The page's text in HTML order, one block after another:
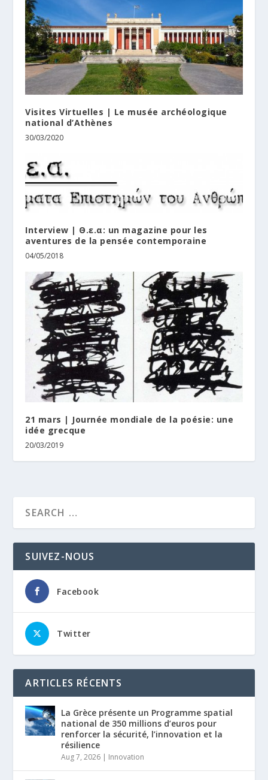
Visites Virtuelles | Le musée archéologique
national d’Athènes
30/03/2020
Interview | Θ.ε.α: un magazine pour les
aventures de la pensée contemporaine
04/05/2018
21 mars | Journée mondiale de la poésie: une
idée grecque
20/03/2019
SUIVEZ-NOUS
Facebook
Twitter
ARTICLES RÉCENTS
La Grèce présente un Programme spatial
national de 350 millions d’euros pour
renforcer la sécurité, l’innovation et la
résilience
Aug 7, 2026 | Innovation